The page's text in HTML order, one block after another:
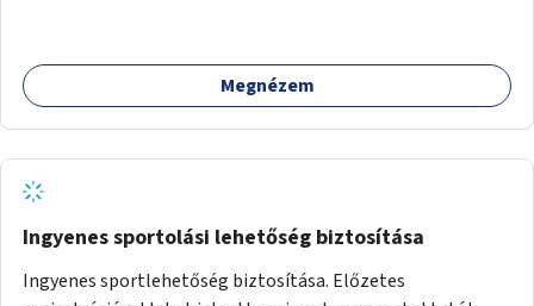
játszótér kialakítására.
Megnézem
Ingyenes sportolási lehetőség biztosítása
Ingyenes sportlehetőség biztosítása. Előzetes